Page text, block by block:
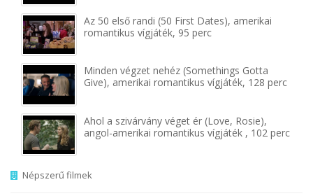
Az 50 első randi (50 First Dates), amerikai
romantikus vígjáték, 95 perc
Minden végzet nehéz (Somethings Gotta
Give), amerikai romantikus vígjáték, 128 perc
Ahol a szivárvány véget ér (Love, Rosie),
angol-amerikai romantikus vígjáték , 102 perc
Népszerű filmek